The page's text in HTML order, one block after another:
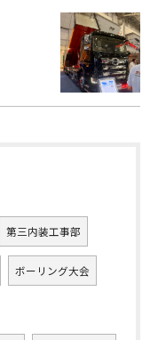
第三内装工事部
ボーリング大会